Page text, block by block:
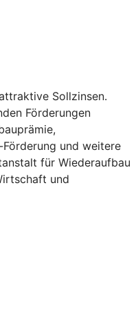
Sollzinsen.
Förderungen
und weitere
für Wiederaufbau
und